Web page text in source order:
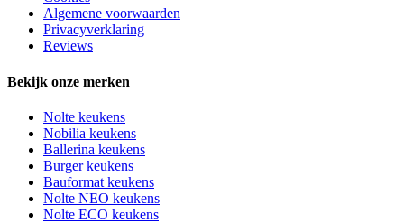
Algemene voorwaarden
Privacyverklaring
Reviews
Bekijk onze merken
Nolte keukens
Nobilia keukens
Ballerina keukens
Burger keukens
Bauformat keukens
Nolte NEO keukens
Nolte ECO keukens